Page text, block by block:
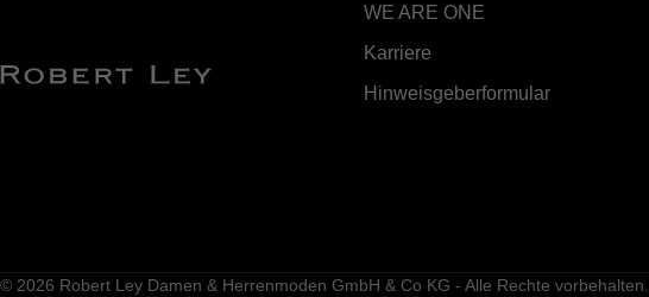
WE ARE ONE
Karriere
Hinweisgeberformular
© 2026 Robert Ley Damen & Herrenmoden GmbH & Co KG - Alle Rechte vorbehalten.